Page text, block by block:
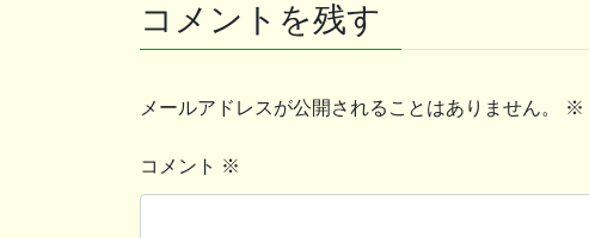
コメントを残す
メールアドレスが公開されることはありません。 ※
コメント ※